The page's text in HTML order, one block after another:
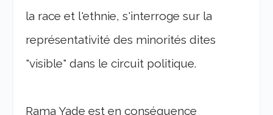
la race et l'ethnie, s'interroge sur la
représentativité des minorités dites
"visible" dans le circuit politique.
Rama Yade est en conséquence